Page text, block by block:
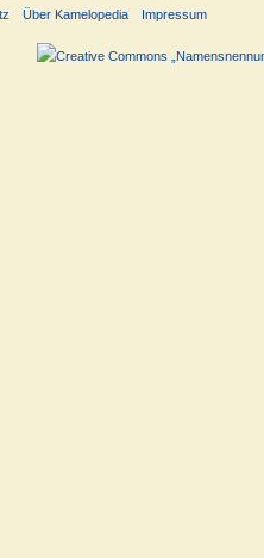
Über Kamelopedia Impressum